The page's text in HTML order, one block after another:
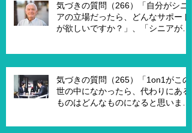
気づきの質問（266）「自分がシニ
アの立場だったら、どんなサポート
が欲しいですか？」、「シニアが喜
気づきの質問（265）「1on1がこの
世の中になかったら、代わりにある
ものはどんなものになると思います
を進める為には、どんな仕組みが必